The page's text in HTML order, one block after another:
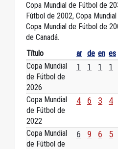
Copa Mundial de Fútbol de
Fútbol de 2002, Copa
Copa Mundial de Fútbol de
de Canadá.
Título
ar de en es
Copa Mundial
de Fútbol de
2026
1 1 1 1
Copa Mundial
de Fútbol de
2022
4 6 3 4
Copa Mundial
de Fútbol de
6 9 6 5